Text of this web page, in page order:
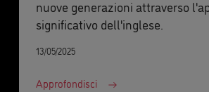
nuove generazioni attraverso
significativo dell'inglese.
13/05/2025
Approfondisci